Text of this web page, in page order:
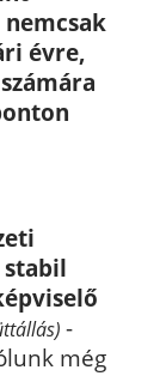
évre,
-
még